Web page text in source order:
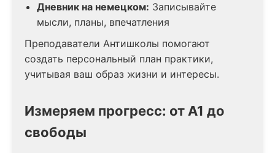
Дневник на немецком: Записывайте
мысли, планы, впечатления
Преподаватели Антишколы помогают
создать персональный план практики,
учитывая ваш образ жизни и интересы.
Измеряем прогресс: от А1 до
свободы